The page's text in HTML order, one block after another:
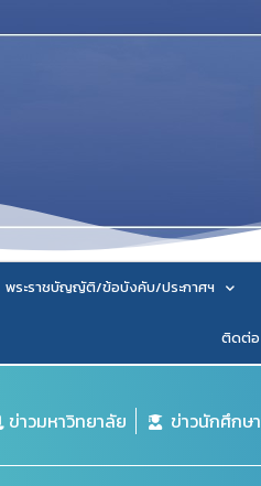
พระราชบัญญัติ/ข้อบังคับ/ประกาศฯ
ติดต่อ
ข่าวมหาวิทยาลัย ข่าวนักศึกษา